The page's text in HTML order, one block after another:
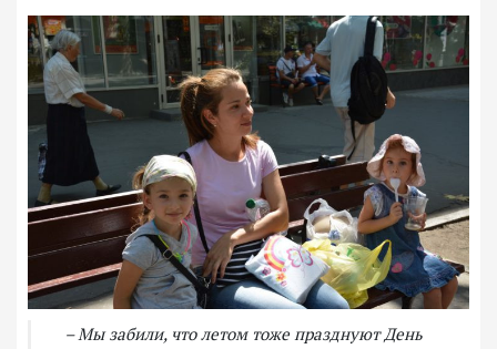
– Мы забили, что летом тоже празднуют День